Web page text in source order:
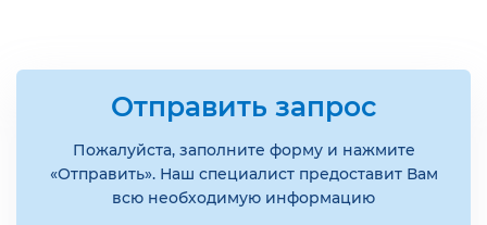
Отправить запрос
Пожалуйста, заполните форму и нажмите
«Отправить». Наш специалист предоставит Вам
всю необходимую информацию